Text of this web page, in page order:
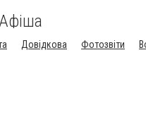
Афіша
Довідкова Фотозвіти